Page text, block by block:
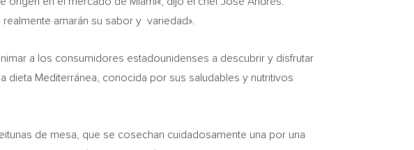
amarán su sabor y variedad».
a los consumidores estadounidenses a descubrir y disfrutar
dieta Mediterránea, conocida por sus saludables y nutritivos
de mesa, que se cosechan cuidadosamente una por una